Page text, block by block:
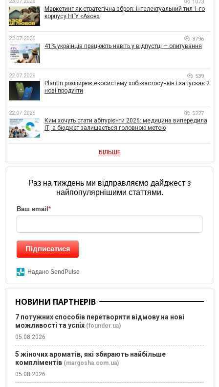
1073
Маркетинг як стратегічна зброя: інтелектуальний тил 1-го
корпусу НГУ «Азов»
23.07.2026 3796
41% українців працюють навіть у відпустці — опитування
22.07.2026 539
PlantIn розширює екосистему хобі-застосунків і запускає 2
нові продукти
22.07.2026 5227
Ким хочуть стати абітурієнти 2026: медицина випередила
ІТ, а бюджет залишається головною метою
БІЛЬШЕ
Раз на тиждень ми відправляємо дайджест з
найпопулярнішими статтями.
Ваш email *
Підписатися
Надано SendPulse
НОВИНИ ПАРТНЕРІВ
7 потужних способів перетворити відмову на нові
можливості та успіх (founder.ua)
05.08.2026
5 жіночих ароматів, які збирають найбільше
компліментів (margosha.com.ua)
05.08.2026